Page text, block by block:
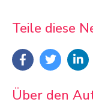
Teile diese
Über den